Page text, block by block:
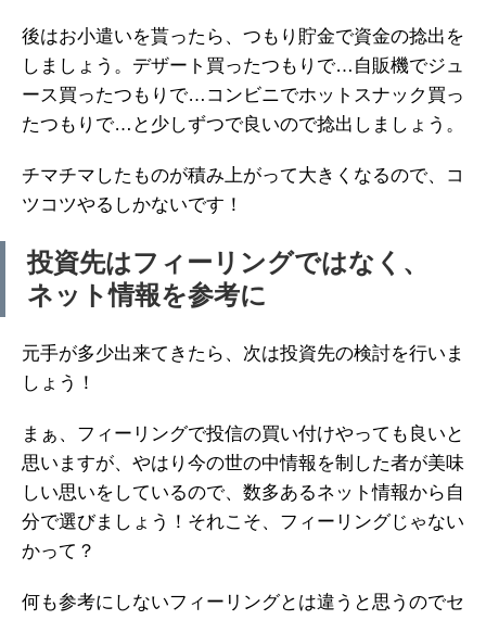
後はお小遣いを貰ったら、つもり貯金で資金の捻出を
しましょう。デザート買ったつもりで…自販機でジュ
ース買ったつもりで…コンビニでホットスナック買っ
たつもりで…と少しずつで良いので捻出しましょう。
チマチマしたものが積み上がって大きくなるので、コ
ツコツやるしかないです！
投資先はフィーリングではなく、
ネット情報を参考に
元手が多少出来てきたら、次は投資先の検討を行いま
しょう！
まぁ、フィーリングで投信の買い付けやっても良いと
思いますが、やはり今の世の中情報を制した者が美味
しい思いをしているので、数多あるネット情報から自
分で選びましょう！それこそ、フィーリングじゃない
かって？
何も参考にしないフィーリングとは違うと思うのでセ